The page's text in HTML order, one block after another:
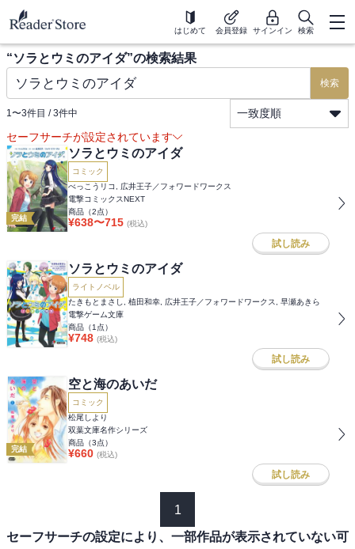
はじめて 会員登録 サインイン 検索
“ソラとウミのアイダ”の検索結果
検索
1〜3件目 / 3件中
一致度順
セーフサーチが設定されています
完結
ソラとウミのアイダ
コミック
べっこうリコ, 広井王子／フォワードワークス
電撃コミックスNEXT
商品（2点）
¥638〜715 (税込)
試し読み
ソラとウミのアイダ
ライトノベル
たきもとまさし, 植田和幸, 広井王子／フォワードワークス, 早瀬あきら
電撃ゲーム文庫
商品（1 点）
¥748 (税込)
試し読み
完結
空と海のあいだ
コミック
松尾しより
双葉文庫名作シリーズ
商品（3点）
¥660 (税込)
試し読み
1
セーフサーチの設定により、一部作品が表示されていない可